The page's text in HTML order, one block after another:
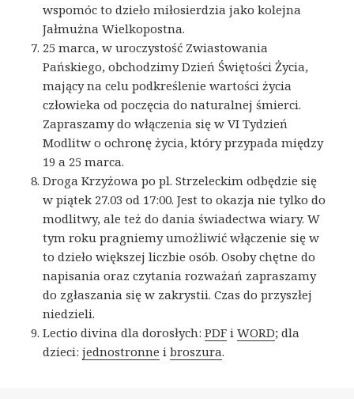
wspomóc to dzieło miłosierdzia jako kolejna
Jałmużna Wielkopostna.
25 marca, w uroczystość Zwiastowania
Pańskiego, obchodzimy Dzień Świętości Życia,
mający na celu podkreślenie wartości życia
człowieka od poczęcia do naturalnej śmierci.
Zapraszamy do włączenia się w VI Tydzień
Modlitw o ochronę życia, który przypada między
19 a 25 marca.
Droga Krzyżowa po pl. Strzeleckim odbędzie się
w piątek 27.03 od 17:00. Jest to okazja nie tylko do
modlitwy, ale też do dania świadectwa wiary. W
tym roku pragniemy umożliwić włączenie się w
to dzieło większej liczbie osób. Osoby chętne do
napisania oraz czytania rozważań zapraszamy
do zgłaszania się w zakrystii. Czas do przyszłej
niedzieli.
Lectio divina dla dorosłych:PDF iWORD; dla
dzieci:jednostronne ibroszura.